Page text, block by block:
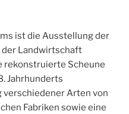
ist die Ausstellung der
der Landwirtschaft
rekonstruierte Scheune
Jahrhunderts
Arten von
Fabriken sowie eine